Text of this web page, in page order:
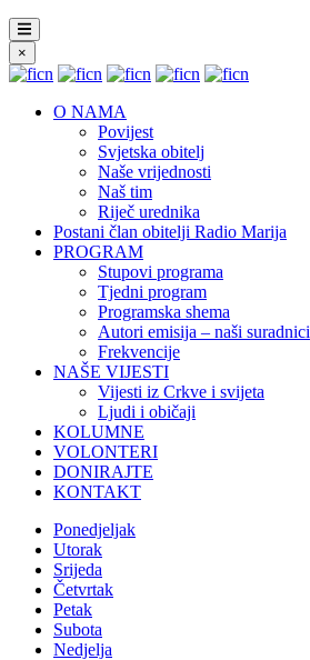
×
O NAMA
Povijest
Svjetska obitelj
Naše vrijednosti
Naš tim
Riječ urednika
Postani član obitelji Radio Marija
PROGRAM
Stupovi programa
Tjedni program
Programska shema
Autori emisija – naši suradnici
Frekvencije
NAŠE VIJESTI
Vijesti iz Crkve i svijeta
Ljudi i običaji
KOLUMNE
VOLONTERI
DONIRAJTE
KONTAKT
Ponedjeljak
Utorak
Srijeda
Četvrtak
Petak
Subota
Nedjelja